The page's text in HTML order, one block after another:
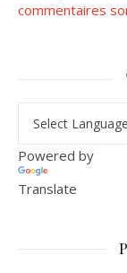
commentaires
Powered by
Translate